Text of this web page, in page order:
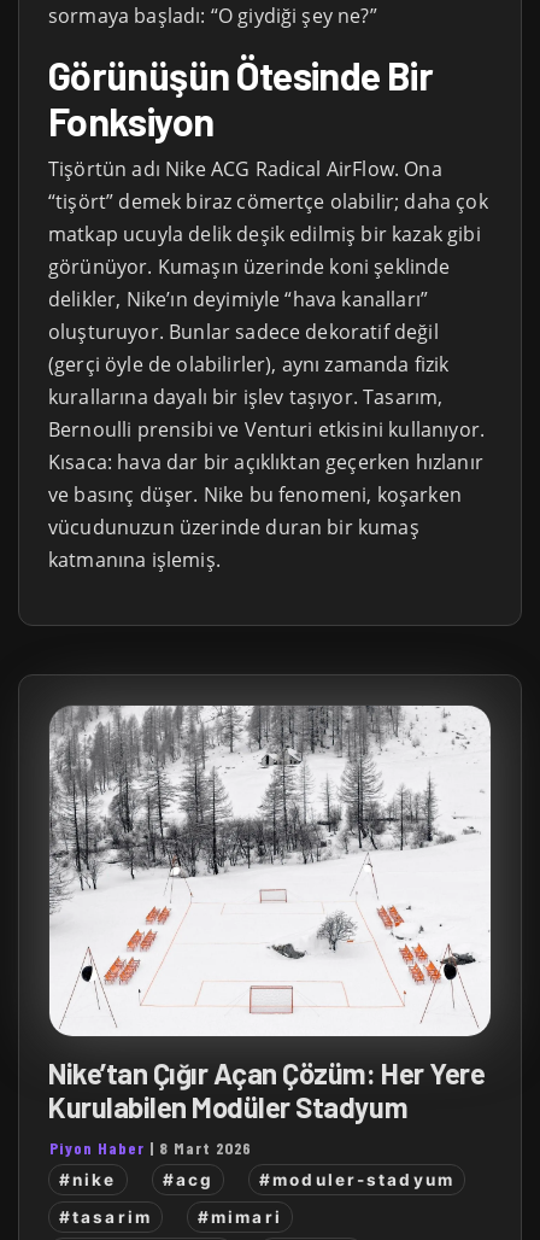
sormaya başladı: “O giydiği şey ne?”
Görünüşün Ötesinde Bir
Fonksiyon
Tişörtün adı Nike ACG Radical AirFlow. Ona
“tişört” demek biraz cömertçe olabilir; daha çok
matkap ucuyla delik deşik edilmiş bir kazak gibi
görünüyor. Kumaşın üzerinde koni şeklinde
delikler, Nike’ın deyimiyle “hava kanalları”
oluşturuyor. Bunlar sadece dekoratif değil
(gerçi öyle de olabilirler), aynı zamanda fizik
kurallarına dayalı bir işlev taşıyor. Tasarım,
Bernoulli prensibi ve Venturi etkisini kullanıyor.
Kısaca: hava dar bir açıklıktan geçerken hızlanır
ve basınç düşer. Nike bu fenomeni, koşarken
vücudunuzun üzerinde duran bir kumaş
katmanına işlemiş.
Nike’tan Çığır Açan Çözüm: Her Yere
Kurulabilen Modüler Stadyum
Piyon Haber | 8 Mart 2026
#nike #acg
#moduler-stadyum
#tasarim
#mimari